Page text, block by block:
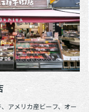
アメリカ産ビーフ、オー